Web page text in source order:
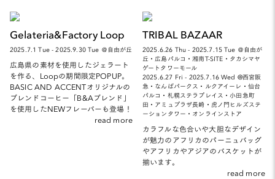
Gelateria&Factory Loop
2025.7.1 Tue - 2025.9.30 Tue ＠自由が丘
広島県の素材を使用したジェラート
を作る、Loopの期間限定POPUP。
BASIC AND ACCENTオリジナルの
ブレンドコーヒー「B&Aブレンド」
を使用したNEWフレーバーも登場！
read more
TRIBAL BAZAAR
2025.6.26 Thu - 2025.7.15 Tue ＠自由が
丘・広島パルコ・湘南T-SITE・タカシマヤ
ゲートタワーモール
2025.6.27 Fri - 2025.7.16 Wed @西宮阪
急・なんばパークス・ルクアイーレ・仙台
パルコ・札幌ステラプレイス・小田急町
田・アミュプラザ長崎・虎ノ門ヒルズステ
ーションタワー・オンラインストア
カラフルな色合いや大胆なデザイン
が魅力のアフリカのパーニュバッグ
やアフリカやアジアのバスケットが
揃います。
read more